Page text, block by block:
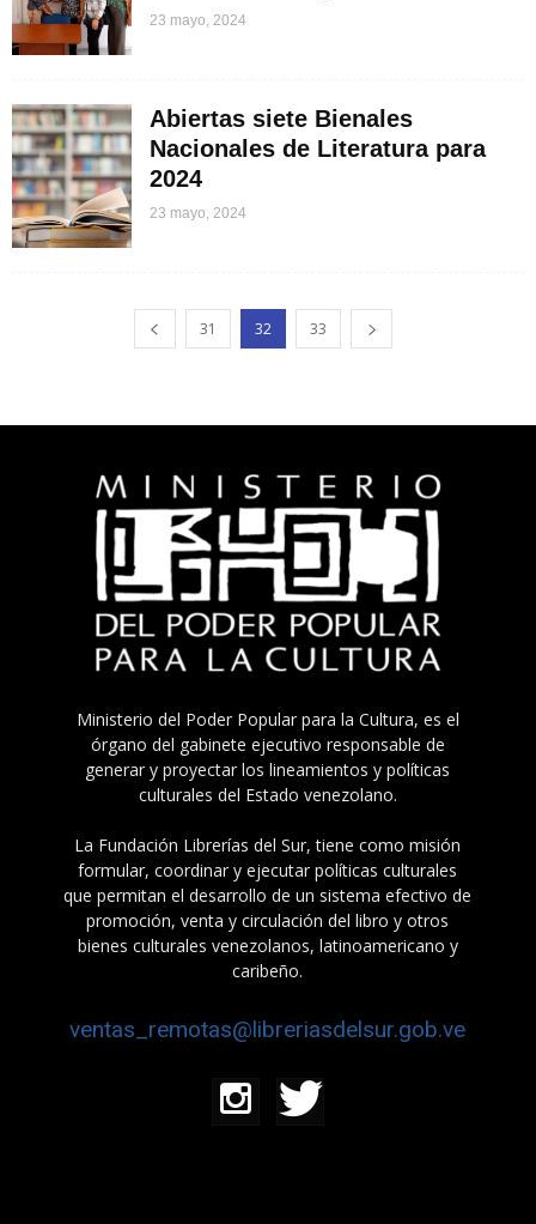
23 mayo, 2024
Abiertas siete Bienales
Nacionales de Literatura para
2024
23 mayo, 2024
31 32 33
Ministerio del Poder Popular para la Cultura, es el
órgano del gabinete ejecutivo responsable de
generar y proyectar los lineamientos y políticas
culturales del Estado venezolano.
La Fundación Librerías del Sur, tiene como misión
formular, coordinar y ejecutar políticas culturales
que permitan el desarrollo de un sistema efectivo de
promoción, venta y circulación del libro y otros
bienes culturales venezolanos, latinoamericano y
caribeño.
ventas_remotas@libreriasdelsur.gob.ve